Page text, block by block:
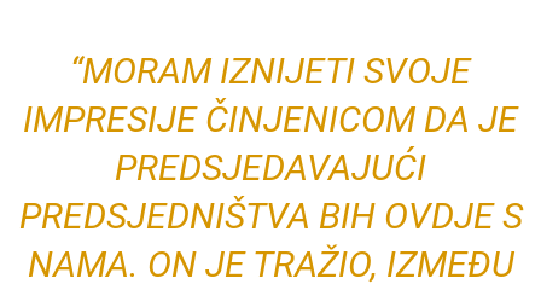
“MORAM IZNIJETI SVOJE
IMPRESIJE ČINJENICOM DA JE
PREDSJEDAVAJUĆI
PREDSJEDNIŠTVA BIH OVDJE S
NAMA. ON JE TRAŽIO, IZMEĐU